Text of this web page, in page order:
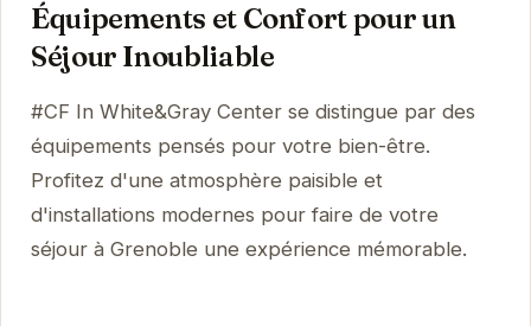
Équipements et Confort pour un
Séjour Inoubliable
#CF In White&Gray Center se distingue par des
équipements pensés pour votre bien-être.
Profitez d'une atmosphère paisible et
d'installations modernes pour faire de votre
séjour à Grenoble une expérience mémorable.